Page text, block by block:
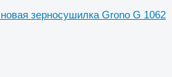
новая зерносушилка Grono G 1062